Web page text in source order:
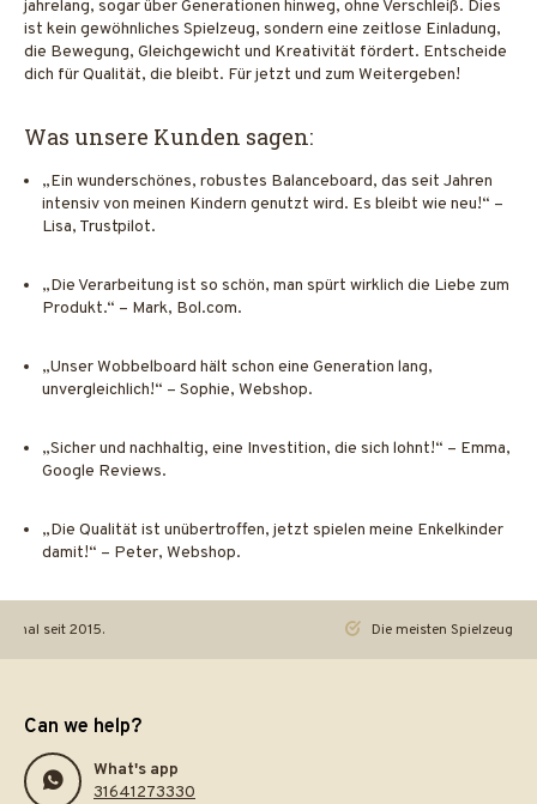
jahrelang, sogar über Generationen hinweg, ohne Verschleiß. Dies
ist kein gewöhnliches Spielzeug, sondern eine zeitlose Einladung,
die Bewegung, Gleichgewicht und Kreativität fördert. Entscheide
dich für Qualität, die bleibt. Für jetzt und zum Weitergeben!
Was unsere Kunden sagen:
„Ein wunderschönes, robustes Balanceboard, das seit Jahren
intensiv von meinen Kindern genutzt wird. Es bleibt wie neu!“ –
Lisa, Trustpilot.
„Die Verarbeitung ist so schön, man spürt wirklich die Liebe zum
Produkt.“ – Mark, Bol.com.
„Unser Wobbelboard hält schon eine Generation lang,
unvergleichlich!“ – Sophie, Webshop.
„Sicher und nachhaltig, eine Investition, die sich lohnt!“ – Emma,
Google Reviews.
„Die Qualität ist unübertroffen, jetzt spielen meine Enkelkinder
damit!“ – Peter, Webshop.
seit 2015. Die meisten Spielzeuge
Can we help?
What's app
31641273330